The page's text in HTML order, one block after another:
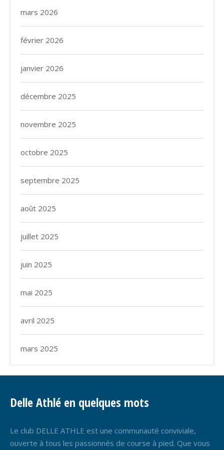
mars 2026
février 2026
janvier 2026
décembre 2025
novembre 2025
octobre 2025
septembre 2025
août 2025
juillet 2025
juin 2025
mai 2025
avril 2025
mars 2025
Delle Athlé en quelques mots
Le club DELLE ATHLE est une communauté conviviale,
ouverte à tous les passionnés de course à pied. Que vous